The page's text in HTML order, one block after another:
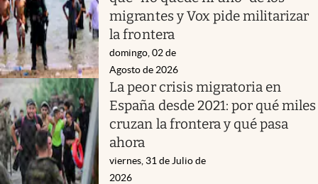
migrantes y Vox pide militarizar
la frontera
domingo, 02 de
Agosto de 2026
La peor crisis migratoria en
España desde 2021: por qué miles
cruzan la frontera y qué pasa
ahora
viernes, 31 de Julio de
2026